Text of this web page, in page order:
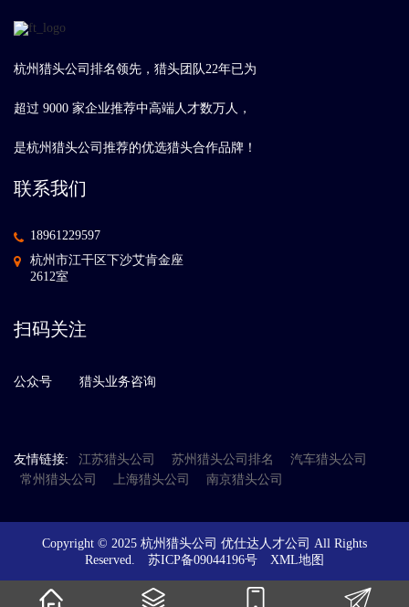
杭州猎头公司排名领先，猎头团队22年已为
超过 9000 家企业推荐中高端人才数万人，
是杭州猎头公司推荐的优选猎头合作品牌！
联系我们
18961229597
杭州市江干区下沙艾肯金座
2612室
扫码关注
公众号 猎头业务咨询
友情链接: 江苏猎头公司 苏州猎头公司排名
汽车猎头公司
常州猎头公司
上海猎头公司 南京猎头公司
Copyright © 2025 杭州猎头公司 优仕达人才公司 All Rights
Reserved. 苏ICP备09044196号 XML地图